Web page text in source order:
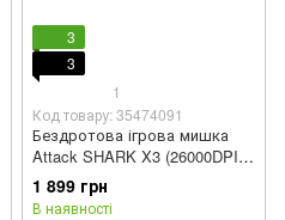
3
3
1
Код товару: 35474091
Бездротова ігрова мишка
Attack SHARK X3 (26000DPI,
2.4G, BT5.2, Type-C,
PAW3395, black/white)
1 899 грн
В наявності